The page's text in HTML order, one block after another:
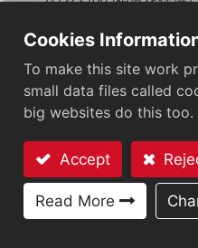
可視性と制御を提供しま
続きを読む
Cookies
To make this site work
small data files called
big websites do this too.
Accept
Read More